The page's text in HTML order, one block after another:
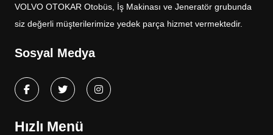
VOLVO OTOKAR Otobüs, İş Makinası ve Jeneratör grubunda
siz değerli müşterilerimize yedek parça hizmet vermektedir.
Sosyal Medya
Hızlı Menü